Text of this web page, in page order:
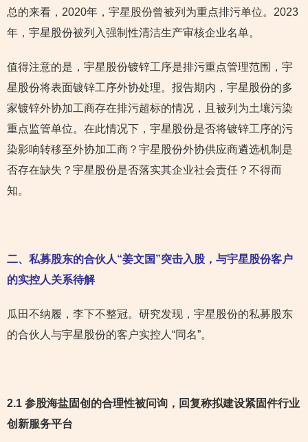
总的来看，2020年，宇星股份曾被列为重点排污单位。2023
年，宇星股份被列入强制性清洁生产审核企业名单。
值得注意的是，宇星股份镀锌工序是排污重点管理范围，宇
星股份将表面镀锌工序外协处理。报告期内，宇星股份的多
家镀锌外协加工商存在排污超标的情况，且被列为土壤污染
重点监管单位。在此情况下，宇星股份是否将镀锌工序的污
染影响转移至外协加工商？宇星股份外协供应商遴选机制是
否存在缺失？宇星股份是否落实其企业社会责任？不得而
知。
二、 私募股东的合伙人“姜文国”突击入股，与宇星股份客户
的实控人关系待解
瓜田不纳履，李下不整冠。研究发现，宇星股份的私募股东
的合伙人与宇星股份的客户实控人“同名”。
2.1 参股海盐固创的合理性被问询，回复称拟建设紧固件行业
创新服务平台